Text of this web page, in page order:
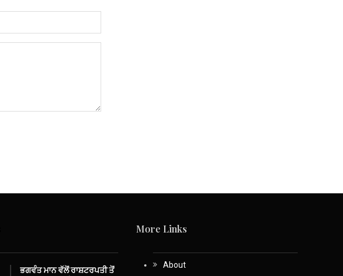
ਭਗਵੰਤ ਮਾਨ ਵੱਲੋਂ ਰਾਸ਼ਟਰਪਤੀ ਤੋਂ
More Links
About